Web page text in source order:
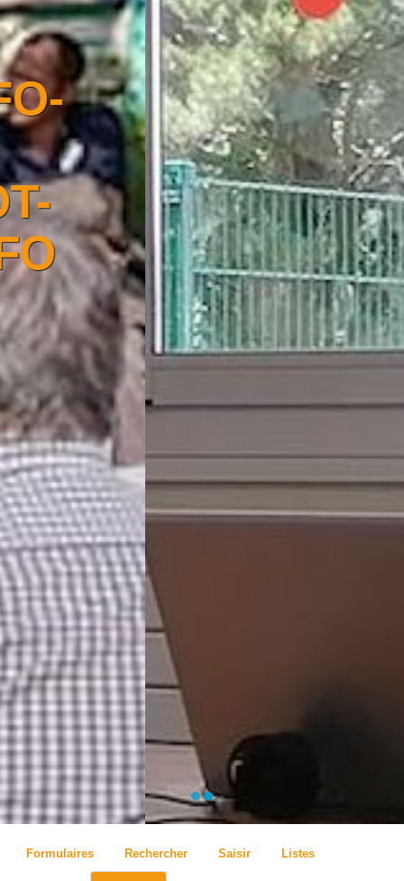
TRANSFO-
E2S :
TRANSITION
NUMÉRIQUE
DANS L'ESS
AU PAYS DE
VANNES
EN SAVOIR PLUS
Formulaires Rechercher Saisir Listes